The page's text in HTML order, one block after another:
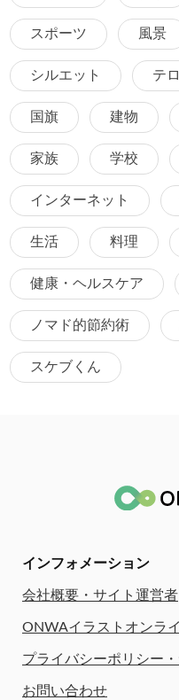
スポーツ 風景
シルエット テ
国旗 建物
家族 学校
インターネット
生活 料理
健康・ヘルスケア
ノマド的節約術
スケブくん
インフォメーション
会社概要・サイト運営者
ONWAイラストオンラ
プライバシーポリシー
お問い合わせ